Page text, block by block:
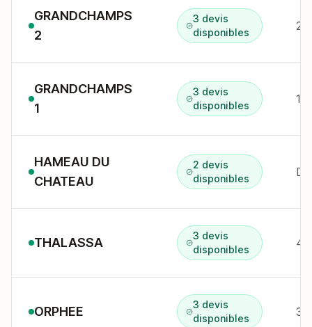
GRANDCHAMPS
2
3 devis
disponibles
2
GRANDCHAMPS
1
3 devis
disponibles
HAMEAU DU
CHATEAU
2 devis
disponibles
THALASSA
3 devis
disponibles
ORPHEE
3 devis
disponibles